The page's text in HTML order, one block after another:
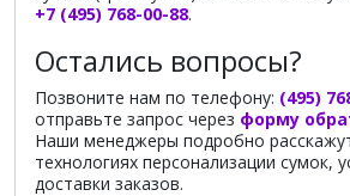
+7 (495) 768-00-88.
Остались вопросы?
Позвоните нам по телефону: (495)
отправьте запрос через форму
Наши менеджеры подробно
технологиях персонализации сумок,
доставки заказов.